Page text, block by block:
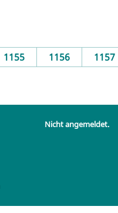
1155 1156 1157
Nicht angemeldet.